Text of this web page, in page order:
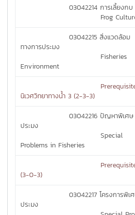
03042214 การเลี้ยงกบ
Frog
03042215 สิ่งแวดล้อม
ทางการประมง
Fisheries
Environment
นิเวศวิทยาทางน้ำ 3 (2-3-3)
03042216 ปัญหาพิเศษ
ประมง
Special
Problems in Fisheries
(3-0-3)
03042217 โครงการพิเ
ประมง